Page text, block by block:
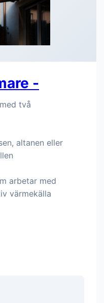
-
två
altanen eller
arbetar med
värmekälla